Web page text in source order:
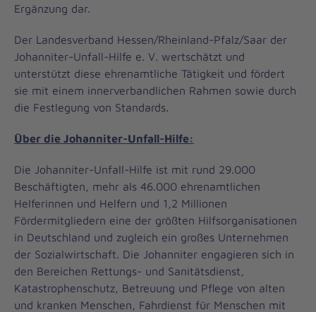
Ergänzung dar.
Der Landesverband Hessen/Rheinland-Pfalz/Saar der
Johanniter-Unfall-Hilfe e. V. wertschätzt und
unterstützt diese ehrenamtliche Tätigkeit und fördert
sie mit einem innerverbandlichen Rahmen sowie durch
die Festlegung von Standards.
Über die Johanniter-Unfall-Hilfe:
Die Johanniter-Unfall-Hilfe ist mit rund 29.000
Beschäftigten, mehr als 46.000 ehrenamtlichen
Helferinnen und Helfern und 1,2 Millionen
Fördermitgliedern eine der größten Hilfsorganisationen
in Deutschland und zugleich ein großes Unternehmen
der Sozialwirtschaft. Die Johanniter engagieren sich in
den Bereichen Rettungs- und Sanitätsdienst,
Katastrophenschutz, Betreuung und Pflege von alten
und kranken Menschen, Fahrdienst für Menschen mit